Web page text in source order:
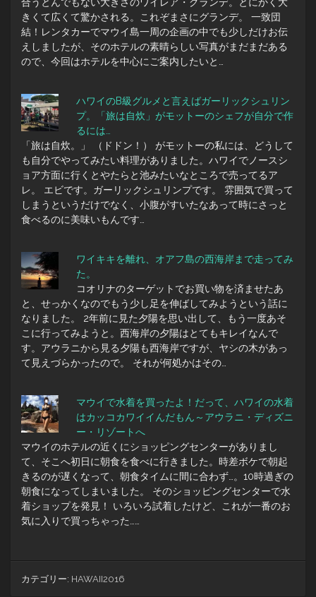
きくて広くて驚かされる。これぞまさにグランデ。 一致団
結！レンタカーでマウイ島一周の企画の中でも少しだけお伝
えしましたが、そのホテルの素晴らしい写真がまだまだある
ので、今回はホテルを中心にご案内したいと…
ハワイのB級グルメと言えばガーリックシュリン
プ。「旅は自炊」がモットーのシェフが自分で作
るには…
「旅は自炊。」 （ドドン！） がモットーの私には、どうして
も自分でやってみたい料理がありました。ハワイでノースシ
ョア方面に行くとやたらと池みたいなところで売ってるア
レ。 エビです。ガーリックシュリンプです。 雰囲気で買って
しまうというだけでなく、小腹がすいたなあって時にさっと
食べるのに美味いもんです…
ワイキキを離れ、オアフ島の西海岸まで走ってみ
た。
コオリナのターゲットでお買い物を済ませたあ
と、せっかくなのでもう少し足を伸ばしてみようという話に
なりました。 2年前に見た夕陽を思い出して、もう一度あそ
こに行ってみようと。西海岸の夕陽はとてもキレイなんで
す。アウラニから見る夕陽も西海岸ですが、ヤシの木があっ
て見えづらかったので。 それが何処かはその…
マウイで水着を買ったよ！だって、ハワイの水着
はカッコカワイイんだもん～アウラニ・ディズニ
ー・リゾートへ
マウイのホテルの近くにショッピングセンターがありまし
て、そこへ初日に朝食を食べに行きました。時差ボケで朝起
きるのが遅くなって、朝食タイムに間に合わず…。10時過ぎの
朝食になってしまいました。 そのショッピングセンターで水
着ショップを発見！ いろいろ試着したけど、これが一番のお
気に入りで買っちゃった……
カテゴリー: HAWAII2016